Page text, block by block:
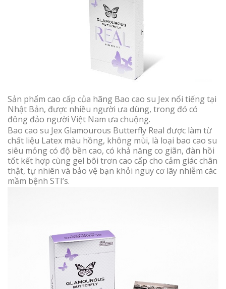
Sản phẩm cao cấp của hãng Bao cao su Jex nổi tiếng tại
Nhật Bản, được nhiều người ưa dùng, trong đó có
đông đảo người Việt Nam ưa chuộng.
Bao cao su Jex Glamourous Butterfly Real được làm từ
chất liệu Latex màu hồng, không mùi, là loại bao cao su
siêu mỏng có độ bền cao, có khả năng co giãn, đàn hồi
tốt kết hợp cùng gel bôi trơn cao cấp cho cảm giác chân
thật, tự nhiên và bảo vệ bạn khỏi nguy cơ lây nhiễm các
mầm bệnh STI’s.